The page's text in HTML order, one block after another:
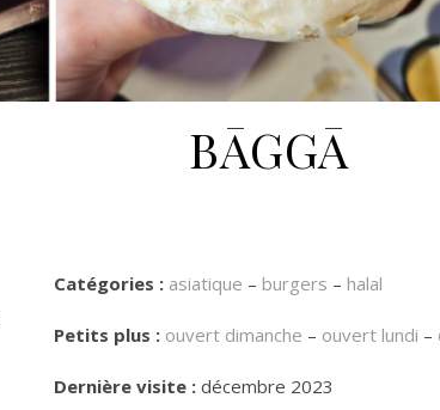
BĀGGĀ
Catégories : asiatique – burgers – halal
Petits plus : ouvert dimanche – ouvert lundi –
Dernière visite :décembre 2023